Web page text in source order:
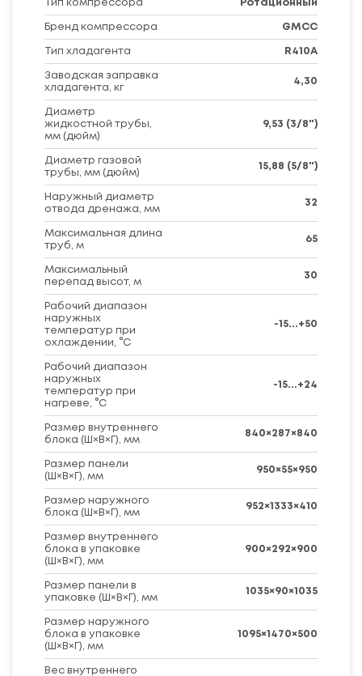
Тип компрессора Ротационный
Бренд компрессора GMCC
Тип хладагента R410A
Заводская заправка
хладагента, кг
4,30
Диаметр
жидкостной трубы,
мм (дюйм)
9,53 (3/8")
Диаметр газовой
трубы, мм (дюйм)
15,88 (5/8")
Наружный диаметр
отвода дренажа, мм
32
Максимальная длина
труб, м
65
Максимальный
перепад высот, м
30
Рабочий диапазон
наружных
температур при
охлаждении, °C
-15...+50
Рабочий диапазон
наружных
температур при
нагреве, °C
-15...+24
Размер внутреннего
блока (Ш×В×Г), мм
840×287×840
Размер панели
(Ш×В×Г), мм
950×55×950
Размер наружного
блока (Ш×В×Г), мм
952×1333×410
Размер внутреннего
блока в упаковке
(Ш×В×Г), мм
900×292×900
Размер панели в
упаковке (Ш×В×Г), мм
1035×90×1035
Размер наружного
блока в упаковке
(Ш×В×Г), мм
1095×1470×500
Вес внутреннего